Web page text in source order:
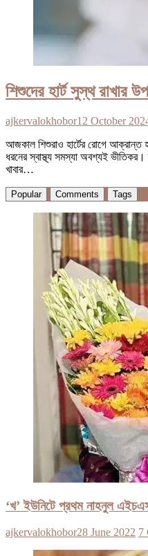
শিশুদের হার্ট সুস্থ রাখার
ajkervalokhobor12 October
আজকাল শিশুরাও হার্টের রোগে আক্রান্ত
ধরনের স্বাস্থ্য সমস্যা অবশ্যই
খাবার…
Popular Comments Tags
‘খ’ ইউনিটে প্রথম নাহনুল
ajkervalokhobor28 June 2022 7